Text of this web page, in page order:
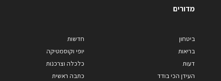
מדורים
ביטחון
בריאות
דעות
העידן הכי בודד
חדשות
יופי וקוסמטיקה
כלכלה וצרכנות
כתבה ראשית